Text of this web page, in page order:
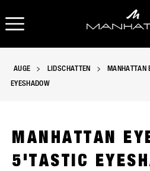
OPEN NAVIGATION
AUGE LIDSCHATTEN
MANHATTAN
EYESHADOW
MANHATTAN
5'TASTIC